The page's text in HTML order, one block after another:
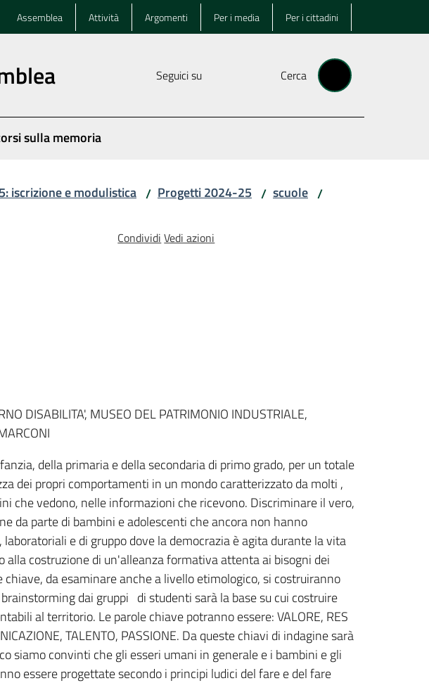
Assemblea Attività Argomenti Per i media Per i cittadini
Seguici su Cerca
sulla memoria
iscrizione e modulistica / Progetti 2024-25 / scuole /
Condividi Vedi azioni
DISABILITA', MUSEO DEL PATRIMONIO INDUSTRIALE,
della primaria e della secondaria di primo grado, per un totale
dei propri comportamenti in un mondo caratterizzato da molti ,
che vedono, nelle informazioni che ricevono. Discriminare il vero,
da parte di bambini e adolescenti che ancora non hanno
e di gruppo dove la democrazia è agita durante la vita
costruzione di un'alleanza formativa attenta ai bisogni dei
da esaminare anche a livello etimologico, si costruiranno
dai gruppi di studenti sarà la base su cui costruire
al territorio. Le parole chiave potranno essere: VALORE, RES
TALENTO, PASSIONE. Da queste chiavi di indagine sarà
siamo convinti che gli esseri umani in generale e i bambini e gli
essere progettate secondo i principi ludici del fare e del fare